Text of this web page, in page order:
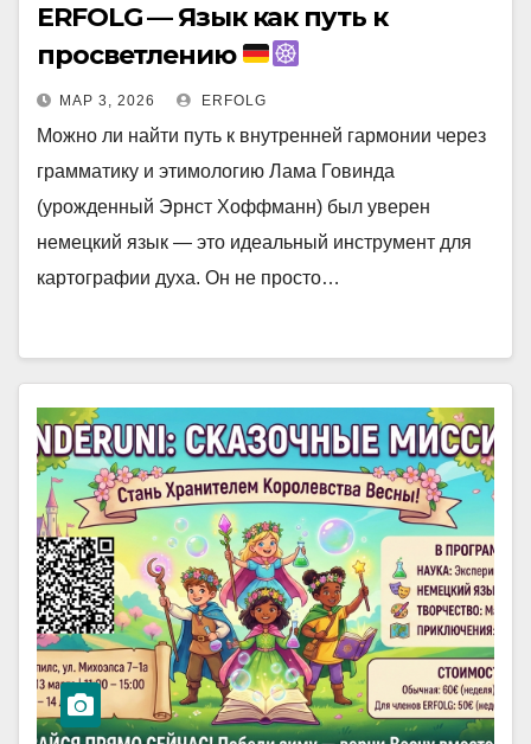
ERFOLG — Язык как путь к
просветлению
МАР 3, 2026 ERFOLG
Можно ли найти путь к внутренней гармонии через
грамматику и этимологию Лама Говинда
(урожденный Эрнст Хоффманн) был уверен
немецкий язык — это идеальный инструмент для
картографии духа. Он не просто…